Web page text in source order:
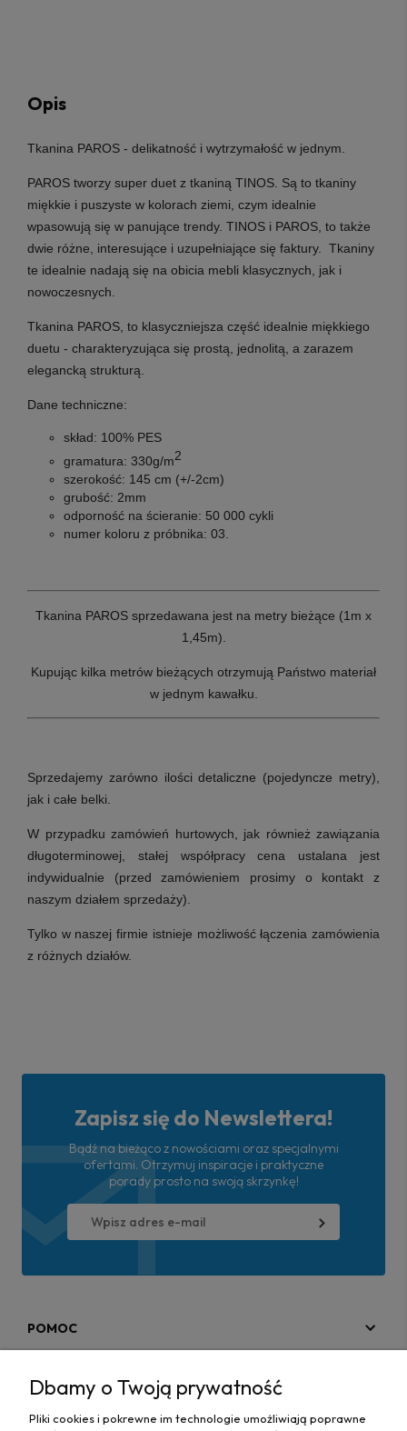
Opis
Tkanina PAROS - delikatność i wytrzymałość w jednym.
PAROS tworzy super duet z tkaniną TINOS. Są to tkaniny
miękkie i puszyste w kolorach ziemi, czym idealnie
wpasowują się w panujące trendy. TINOS i PAROS, to także
dwie różne, interesujące i uzupełniające się faktury. Tkaniny
te idealnie nadają się na obicia mebli klasycznych, jak i
nowoczesnych.
Tkanina PAROS, to klasyczniejsza część idealnie miękkiego
duetu - charakteryzująca się prostą, jednolitą, a zarazem
elegancką strukturą.
Dane techniczne:
skład: 100% PES
gramatura: 330g/m2
szerokość: 145 cm (+/-2cm)
grubość: 2mm
odporność na ścieranie: 50 000 cykli
numer koloru z próbnika: 03.
Tkanina PAROS sprzedawana jest na metry bieżące (1m x
1,45m).
Kupując kilka metrów bieżących otrzymują Państwo materiał
w jednym kawałku.
Sprzedajemy zarówno ilości detaliczne (pojedyncze metry),
jak i całe belki.
W przypadku zamówień hurtowych, jak również zawiązania
długoterminowej, stałej współpracy cena ustalana jest
indywidualnie (przed zamówieniem prosimy o kontakt z
naszym działem sprzedaży).
Tylko w naszej firmie istnieje możliwość łączenia zamówienia
z różnych działów.
Zapisz się do Newslettera!
Bądź na bieżąco z nowościami oraz specjalnymi
ofertami. Otrzymuj inspiracje i praktyczne
porady prosto na swoją skrzynkę!
POMOC
Dbamy o Twoją prywatność
Pliki cookies i pokrewne im technologie umożliwiają poprawne